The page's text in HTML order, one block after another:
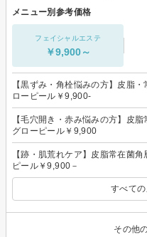
メニュー別参考価格
フェイシャルエステ
￥9,900～
【黒ずみ・角栓悩みの方】皮脂
ローピール￥9,900-
【毛穴開き・赤み悩みの方】皮
グローピール￥9,900
【跡・肌荒れケア】皮脂常在菌
ピール￥9,900－
すべて
その他